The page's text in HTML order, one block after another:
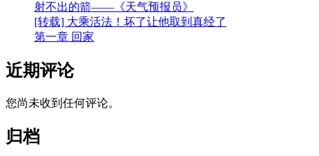
射不出的箭——《天气预报员》
[转载] 大乘活法！坏了让他取到真经了
第一章 回家
近期评论
您尚未收到任何评论。
归档